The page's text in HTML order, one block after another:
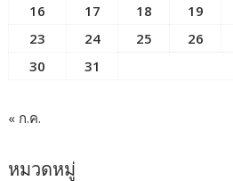
16
17 18 19
23
24 25 26
30
31
« ก.ค.
หมวดหมู่